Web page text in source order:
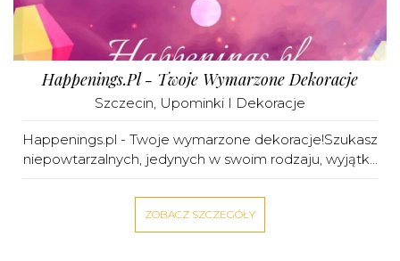
Happenings.pl - Twoje Wymarzone Dekoracje
Szczecin, Upominki I Dekoracje
Happenings.pl - Twoje wymarzone dekoracje!Szukasz
niepowtarzalnych, jedynych w swoim rodzaju, wyjątk...
ZOBACZ SZCZEGÓŁY